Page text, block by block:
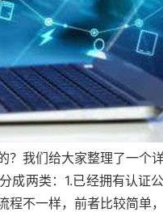
？我们给大家整理了一个
成两类：1.已经拥有认证
程不一样，前者比较简单